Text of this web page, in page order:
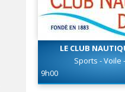
LE CLUB
Sports - Voile
9h00